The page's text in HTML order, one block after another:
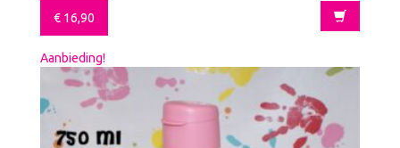
€ 16,90
Aanbieding!